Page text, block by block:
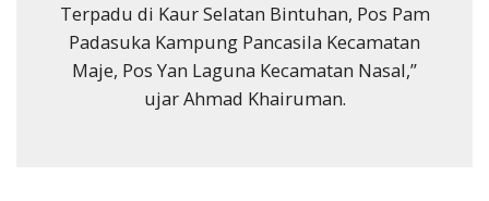
Terpadu di Kaur Selatan Bintuhan, Pos Pam
Padasuka Kampung Pancasila Kecamatan
Maje, Pos Yan Laguna Kecamatan Nasal,”
ujar Ahmad Khairuman.